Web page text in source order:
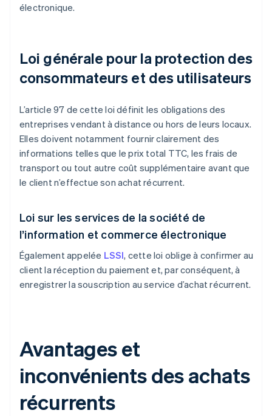
électronique.
Loi générale pour la protection des
consommateurs et des utilisateurs
L’article 97 de cette loi définit les obligations des
entreprises vendant à distance ou hors de leurs locaux.
Elles doivent notamment fournir clairement des
informations telles que le prix total TTC, les frais de
transport ou tout autre coût supplémentaire avant que
le client n’effectue son achat récurrent.
Loi sur les services de la société de
l’information et commerce électronique
Également appelée LSSI, cette loi oblige à confirmer au
client la réception du paiement et, par conséquent, à
enregistrer la souscription au service d’achat récurrent.
Avantages et
inconvénients des achats
récurrents